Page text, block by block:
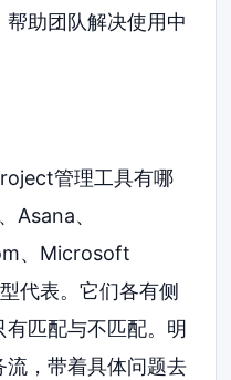
助团队解决使用中
管理工具有哪
Asana、
、Microsoft
代表。它们各有侧
匹配与不匹配。明
，带着具体问题去